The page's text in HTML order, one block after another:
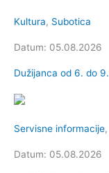
Kultura, Subotica
Datum: 05.08.2026
Dužijanca od 6. do
Servisne informacije,
Datum: 05.08.2026